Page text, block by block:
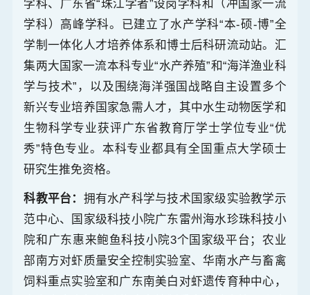
学科、广东省“珠江学者”设岗学科和（冲国家一流
学科）高峰学科。已建立了水产学科“本-硕-博”全
学制一体化人才培养体系和博士后科研流动站。汇
集两大国家一流本科专业“水产养殖”和“海洋渔业科
学与技术”，以及围绕海洋强国战略自主设置多个
新兴专业培养国家急需人才，其中水生动物医学和
生物科学专业获评广东省教育厅学士学位专业“优
秀”特色专业。本科专业都具有全国重点大学硕士
研究生推免资格。
科教平台： 拥有水产科学与技术国家级实验教学示
范中心、国家级科技小院广东雷州海水珍珠科技小
院和广东惠来鲍鱼科技小院3个国家级平台；农业
部南方对虾质量安全控制实验室、华南水产与畜禽
饲料重点实验室和广东南美白对虾遗传育种中心，